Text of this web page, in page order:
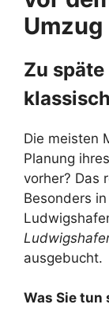
Umzug
Zu
Die meisten
Planung
vorher? Das
Besonders
ausgebucht.
Was Sie tun